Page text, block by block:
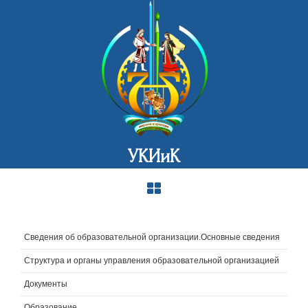
УКИиК
Сведения об образовательной организации.Основные сведения
Структура и органы управления образовательной организацией
Документы